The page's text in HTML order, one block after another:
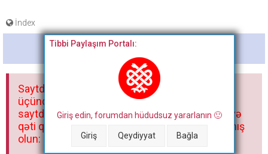
İndex
Bitdi
Tibbi Paylaşım Portalı:
Giriş edin, forumdan hüdudsuz yararlanın 🙂
Giriş Qeydiyyat Bağla
Saytdakı materiallar yalnız fərdi istifadəniz
üçündür. Materialları istisnasız heç bir qrupda,
saytda və sosial şəbəkədə paylaşmaq olmaz və
qəti qadağandır! Forum qaydaları ilə mütləq tanış
olun: